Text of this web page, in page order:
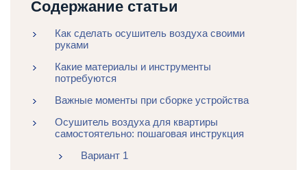
Содержание статьи
Как сделать осушитель воздуха своими
руками
Какие материалы и инструменты
потребуются
Важные моменты при сборке устройства
Осушитель воздуха для квартиры
самостоятельно: пошаговая инструкция
Вариант 1